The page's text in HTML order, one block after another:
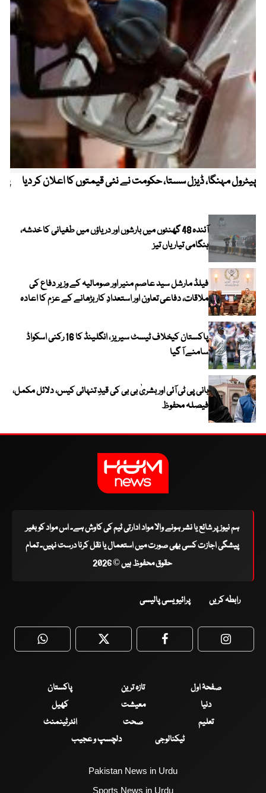
پیٹرول مہنگا، ڈیزل سستا، حکومت نے نئی قیمتوں کا اعلان کر دیا
آئندہ 48 گھنٹوں میں بارشوں اور دریاؤں میں طغیانی کا خدشہ،
ہنگامی تیاریاں تیز
فیلڈ مارشل سید عاصم منیر اور صومالیہ کے وزیر دفاع کی
ملاقات، دفاعی تعاون اور استعدادِ کار بڑھانے کے عزم کا اعادہ
پاکستان کیخلاف ٹیسٹ سیریز ، انگلینڈ کا 16 رکنی اسکواڈ
سامنے آ گیا
بانی پی ٹی آئی اور بشریٰ بی بی کی قیدِ تنہائی کیس، دلائل مکمل،
فیصلہ محفوظ
ہم نیوز پر شائع یا نشر ہونے والا مواد ادارتی ٹیم کی کاوش ہے۔ اس مواد کو بغیر
پیشگی اجازت کسی بھی صورت میں استعمال یا نقل کرنا درست نہیں۔ تمام
حقوق محفوظ ہیں © 2026
رابطہ کریں پرائیویسی پالیسی
WhatsApp Twitter Facebook
صفحۂ اول تازہ ترین
پاکستان
دنیا
معیشت
کھیل
تعلیم
صحت
انٹرٹینمنٹ
ٹیکنالوجی
دلچسپ و عجیب
Pakistan News in Urdu
Sports News in Urdu